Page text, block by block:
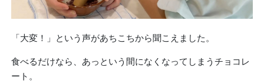
「大変！」という声があちこちから聞こえました。
食べるだけなら、あっという間になくなってしまうチョコレ
ート。